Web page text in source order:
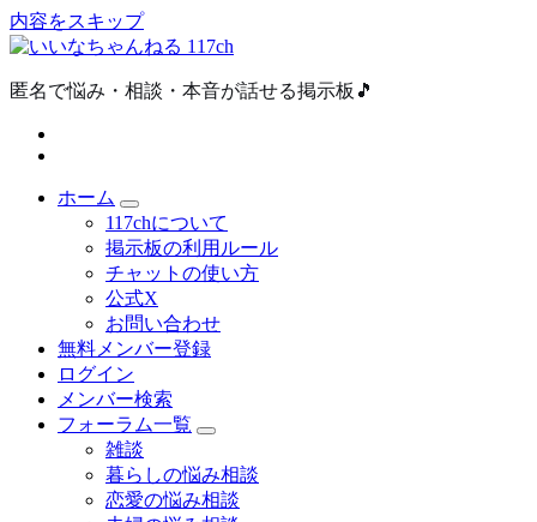
内容をスキップ
匿名で悩み・相談・本音が話せる掲示板🎵
ホーム
117chについて
掲示板の利用ルール
チャットの使い方
公式X
お問い合わせ
無料メンバー登録
ログイン
メンバー検索
フォーラム一覧
雑談
暮らしの悩み相談
恋愛の悩み相談